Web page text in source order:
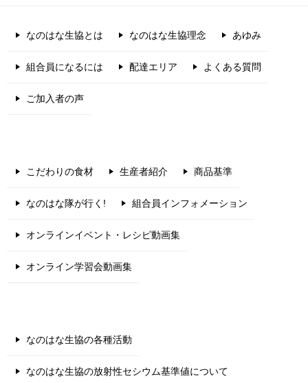
なのはな生協とは なのはな生協理念 あゆみ
組合員になるには 配達エリア よくある質問
ご加入者の声
こだわりの食材 生産者紹介 商品基準
なのはな隊が行く! 組合員インフォメーション
オンラインイベント・レシピ動画集
オンライン学習会動画集
なのはな生協の各種活動
なのはな生協の放射性セシウム基準値について